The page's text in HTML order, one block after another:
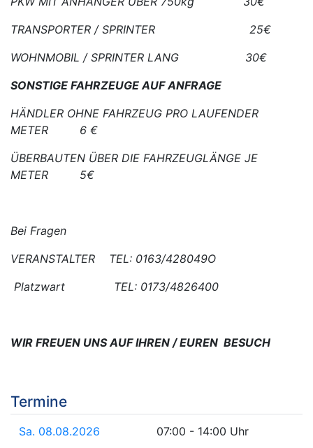
TRANSPORTER / SPRINTER 25€
WOHNMOBIL / SPRINTER LANG 30€
SONSTIGE FAHRZEUGE AUF ANFRAGE
HÄNDLER OHNE FAHRZEUG PRO LAUFENDER
METER 6 €
ÜBERBAUTEN ÜBER DIE FAHRZEUGLÄNGE JE
METER 5€
Bei Fragen
VERANSTALTER TEL: 0163/428049O
Platzwart TEL: 0173/4826400
WIR FREUEN UNS AUF IHREN / EUREN BESUCH
Termine
Sa. 08.08.2026 07:00 - 14:00 Uhr